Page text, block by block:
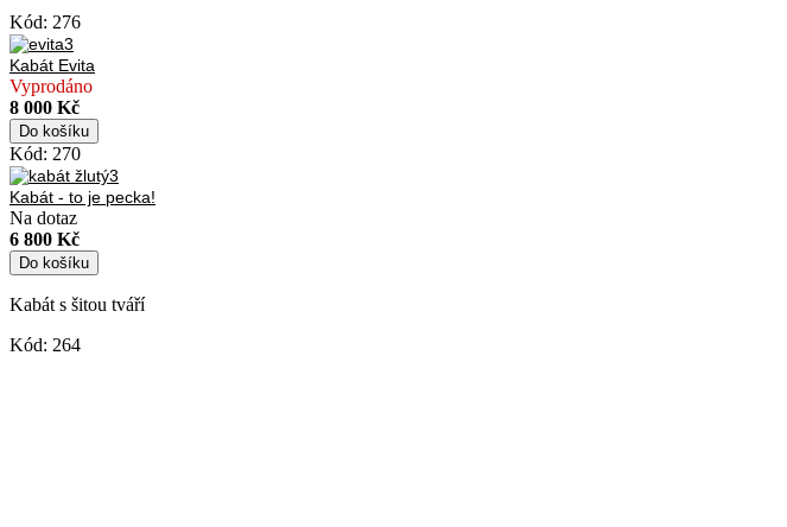
Kód: 276
Kabát Evita
Vyprodáno
8 000 Kč
Do košíku
Kód: 270
Kabát - to je pecka!
Na dotaz
6 800 Kč
Do košíku
Kabát s šitou tváří
Kód: 264